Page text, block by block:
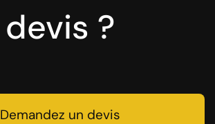
devis ?
Demandez un devis